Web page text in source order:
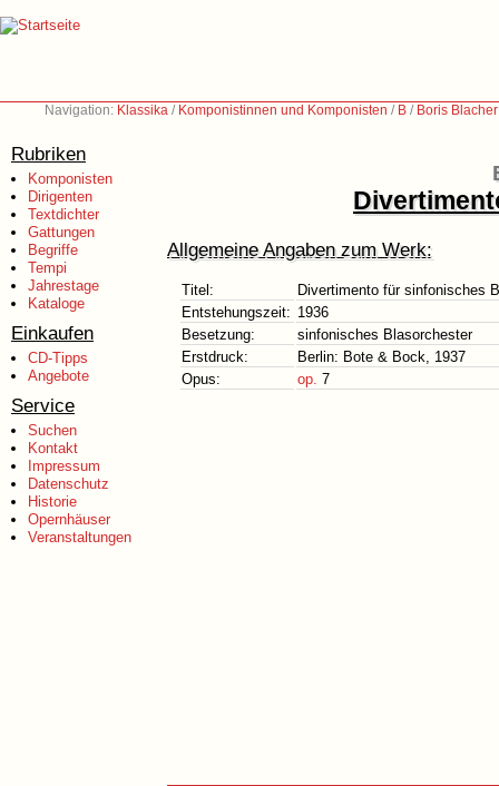
Navigation: Klassika / Komponistinnen und Komponisten / B / Boris
Rubriken
Komponisten
Dirigenten
Textdichter
Gattungen
Begriffe
Tempi
Jahrestage
Kataloge
Einkaufen
CD-Tipps
Angebote
Service
Suchen
Kontakt
Impressum
Datenschutz
Historie
Opernhäuser
Veranstaltungen
Allgemeine Angaben zum Werk:
Titel:
Divertimento für sinfonisches
Entstehungszeit: 1936
Besetzung:
sinfonisches Blasorchester
Erstdruck:
Berlin: Bote & Bock, 1937
Opus:
op. 7